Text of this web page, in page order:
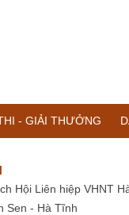
- GIẢI THƯỞNG
Hội Liên hiệp VHNT
Sen - Hà Tĩnh